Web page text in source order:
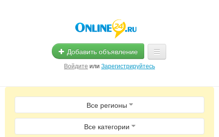
Добавить объявление
Войдите или Зарегистрируйтесь
Главная
Помощь
Услуги
Все регионы
Все категории